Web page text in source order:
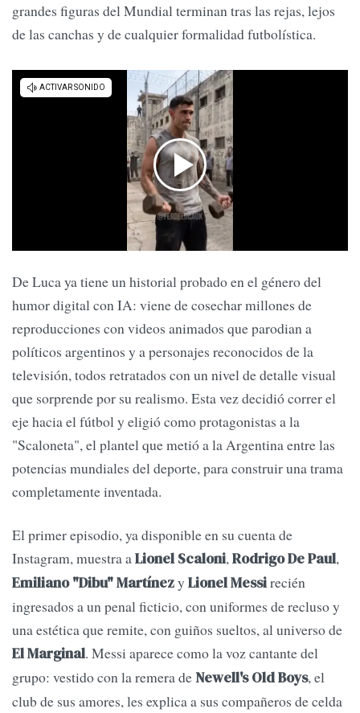
grandes figuras del Mundial terminan tras las rejas, lejos
de las canchas y de cualquier formalidad futbolística.
De Luca ya tiene un historial probado en el género del
humor digital con IA: viene de cosechar millones de
reproducciones con videos animados que parodian a
políticos argentinos y a personajes reconocidos de la
televisión, todos retratados con un nivel de detalle visual
que sorprende por su realismo. Esta vez decidió correr el
eje hacia el fútbol y eligió como protagonistas a la
"Scaloneta", el plantel que metió a la Argentina entre las
potencias mundiales del deporte, para construir una trama
completamente inventada.
El primer episodio, ya disponible en su cuenta de
Instagram, muestra aLionel Scaloni,Rodrigo De Paul,
Emiliano "Dibu" Martínezy Lionel Messirecién
ingresados a un penal ficticio, con uniformes de recluso y
una estética que remite, con guiños sueltos, al universo de
El Marginal. Messi aparece como la voz cantante del
grupo: vestido con la remera deNewell's Old Boys, el
club de sus amores, les explica a sus compañeros de celda